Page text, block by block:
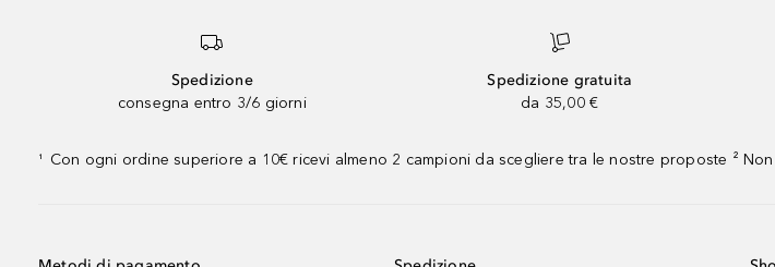
Spedizione
consegna entro 3/6 giorni
Spedizione gratuita
da 35,00 €
¹ Con ogni ordine superiore a 10€ ricevi almeno 2 campioni da scegliere tra le nostre proposte ²